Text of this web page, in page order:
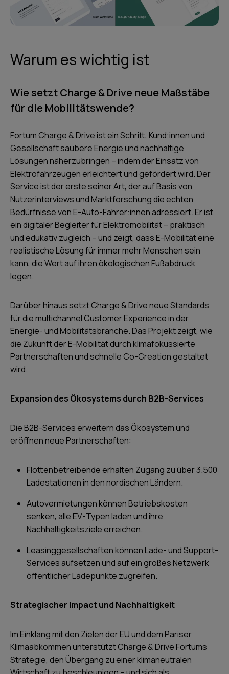
Warum es wichtig ist
Wie setzt Charge & Drive neue Maßstäbe
für die Mobilitätswende?
Fortum Charge & Drive ist ein Schritt, Kund:innen und
Gesellschaft saubere Energie und nachhaltige
Lösungen näherzubringen – indem der Einsatz von
Elektrofahrzeugen erleichtert und gefördert wird. Der
Service ist der erste seiner Art, der auf Basis von
Nutzerinterviews und Marktforschung die echten
Bedürfnisse von E-Auto-Fahrer:innen adressiert. Er ist
ein digitaler Begleiter für Elektromobilität – praktisch
und edukativ zugleich – und zeigt, dass E-Mobilität eine
realistische Lösung für immer mehr Menschen sein
kann, die Wert auf ihren ökologischen Fußabdruck
legen.
Darüber hinaus setzt Charge & Drive neue Standards
für die multichannel Customer Experience in der
Energie- und Mobilitätsbranche. Das Projekt zeigt, wie
die Zukunft der E-Mobilität durch klimafokussierte
Partnerschaften und schnelle Co-Creation gestaltet
wird.
Expansion des Ökosystems durch B2B-Services
Die B2B-Services erweitern das Ökosystem und
eröffnen neue Partnerschaften:
Flottenbetreibende erhalten Zugang zu über 3.500
Ladestationen in den nordischen Ländern.
Autovermietungen können Betriebskosten
senken, alle EV-Typen laden und ihre
Nachhaltigkeitsziele erreichen.
Leasinggesellschaften können Lade- und Support-
Services aufsetzen und auf ein großes Netzwerk
öffentlicher Ladepunkte zugreifen.
Strategischer Impact und Nachhaltigkeit
Im Einklang mit den Zielen der EU und dem Pariser
Klimaabkommen unterstützt Charge & Drive Fortums
Strategie, den Übergang zu einer klimaneutralen